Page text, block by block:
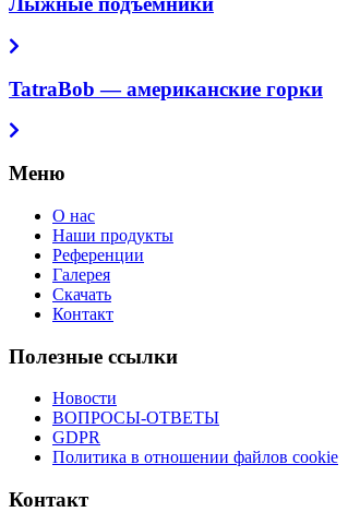
TatraBob — американские горки
Меню
О нас
Наши продукты
Референции
Галерея
Скачать
Контакт
Полезные ссылки
Новости
ВОПРОСЫ-ОТВЕТЫ
GDPR
Политика в отношении файлов cookie
Контакт